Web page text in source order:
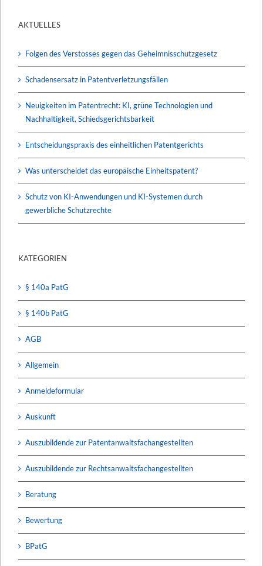
AKTUELLES
Folgen des Verstosses gegen das Geheimnisschutzgesetz
Schadensersatz in Patentverletzungsfällen
Neuigkeiten im Patentrecht: KI, grüne Technologien und
Nachhaltigkeit, Schiedsgerichtsbarkeit
Entscheidungspraxis des einheitlichen Patentgerichts
Was unterscheidet das europäische Einheitspatent?
Schutz von KI-Anwendungen und KI-Systemen durch
gewerbliche Schutzrechte
KATEGORIEN
§ 140a PatG
§ 140b PatG
AGB
Allgemein
Anmeldeformular
Auskunft
Auszubildende zur Patentanwaltsfachangestellten
Auszubildende zur Rechtsanwaltsfachangestellten
Beratung
Bewertung
BPatG